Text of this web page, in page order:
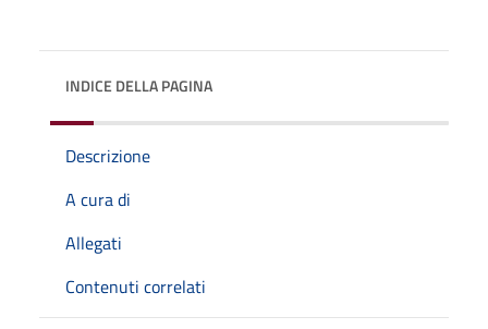
INDICE DELLA PAGINA
Descrizione
A cura di
Allegati
Contenuti correlati